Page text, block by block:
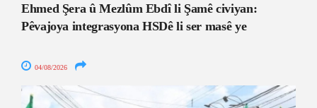
Ehmed Şera û Mezlûm Ebdî li Şamê civiyan:
Pêvajoya integrasyona HSDê li ser masê ye
04/08/2026